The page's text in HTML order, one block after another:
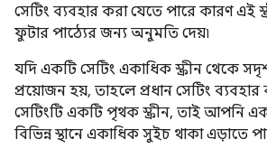
সেটিং ব্যবহার করা যেতে পারে কারণ এই
ফুটার পাঠ্যের জন্য অনুমতি দেয়৷
যদি একটি সেটিং একাধিক স্ক্রীন থেকে
প্রয়োজন হয়, তাহলে প্রধান সেটিং
সেটিংটি একটি পৃথক স্ক্রীন, তাই আপনি
বিভিন্ন স্থানে একাধিক সুইচ থাকা এড়াতে